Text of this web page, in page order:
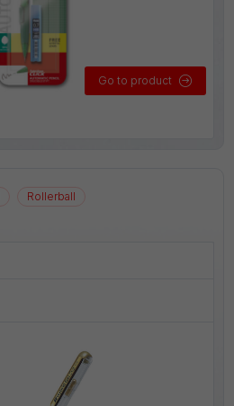
Go to product
Rollerball